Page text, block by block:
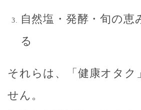
自然塩・発酵・旬の恵
る
それらは、「健康オタク
せん。